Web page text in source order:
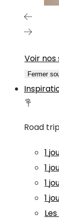
Voir
Fermer
Road
1
1
1
1